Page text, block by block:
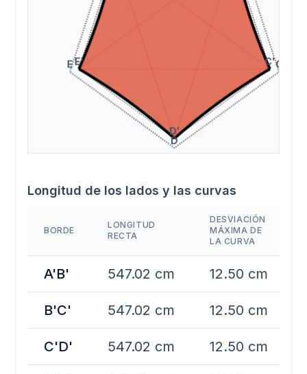
Longitud de los lados y las curvas
BORDE
LONGITUD
RECTA
DESVIACIÓN
MÁXIMA DE
LA CURVA
A'B' 547.02 cm 12.50 cm
B'C' 547.02 cm 12.50 cm
C'D' 547.02 cm 12.50 cm